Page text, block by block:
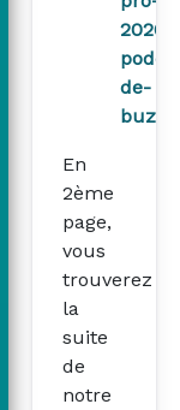
2026/
de-
buzzy
En
2ème
page,
vous
trouverez
la
suite
de
notre